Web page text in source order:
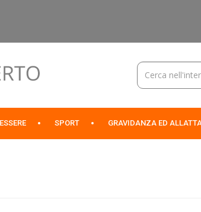
Cerca
Prodotto
SPORT GRAVIDANZA ED